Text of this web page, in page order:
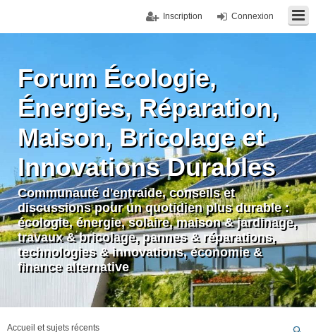
Connexion
Inscription
Forum Écologie,
Énergies, Réparation,
Maison, Bricolage et
Innovations Durables
Communauté d'entraide, conseils et
discussions pour un quotidien plus durable :
écologie, énergie, solaire, maison & jardinage,
travaux & bricolage, pannes & réparations,
technologies & innovations, économie &
finance alternative
Accueil et sujets récents